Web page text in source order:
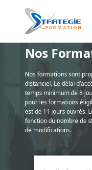
Nos
Nos formations sont
distanciel. Le délai
temps minimum de 8
pour les formations
est de 11 jours ouvrés.
fonction du nombre de
de modifications.